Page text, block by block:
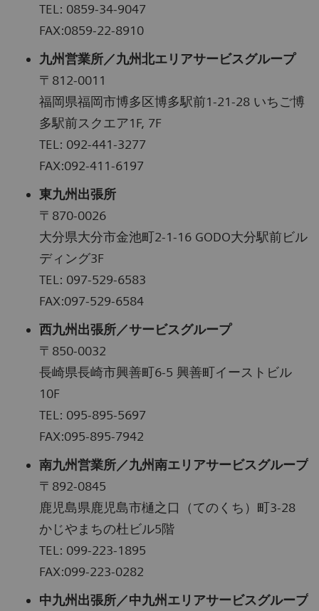
TEL: 0859-34-9047
FAX:0859-22-8910
九州営業所／九州北エリアサービスグループ
〒812-0011
福岡県福岡市博多区博多駅前1-21-28 いちご博
多駅前スクエア1F, 7F
TEL: 092-441-3277
FAX:092-411-6197
東九州出張所
〒870-0026
大分県大分市金池町2-1-16 GODO大分駅前ビル
ディング3F
TEL: 097-529-6583
FAX:097-529-6584
西九州出張所／サービスグループ
〒850-0032
長崎県長崎市興善町6-5 興善町イーストビル
10F
TEL: 095-895-5697
FAX:095-895-7942
南九州営業所／九州南エリアサービスグループ
〒892-0845
鹿児島県鹿児島市樋之口（てのくち）町3-28
かじやまちの杜ビル5階
TEL: 099-223-1895
FAX:099-223-0282
中九州出張所／中九州エリアサービスグループ